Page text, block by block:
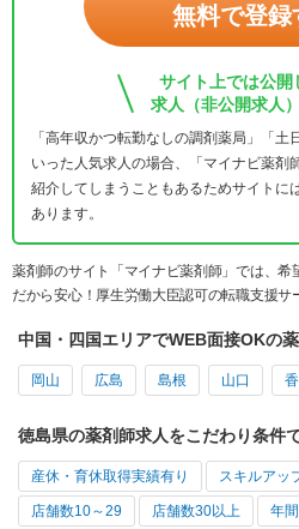
無料で登録
サイト上では公開
求人（非公開求人
「高年収かつ転勤なしの調剤薬局」「土
いった人気求人の場合、「マイナビ薬剤
紹介してしまうこともあるためサイトに
あります。
薬剤師のサイト「マイナビ薬剤師」では、
だから安心！厚生労働大臣認可の転職支援サ
中国・四国エリアでWEB面接OKの
岡山 広島 島根 山口 香
徳島県の薬剤師求人をこだわり条件
産休・育休取得実績有り スキルアッ
店舗数10～29 店舗数30以上 年